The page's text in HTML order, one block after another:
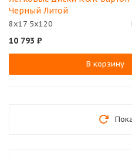
Черный Литой
8x17 5x120
10 793 ₽
В корзину